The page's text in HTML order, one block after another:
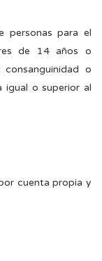
personas para el
de 14 años o
o
igual o superior al
cuenta propia y